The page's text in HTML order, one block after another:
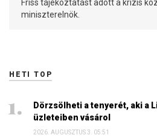
Friss tájékoztatást adott a krízis
miniszterelnök.
HETI TOP
Dörzsölheti a tenyerét, aki a
üzleteiben vásárol
2026. AUGUSZTUS 3. 05:51